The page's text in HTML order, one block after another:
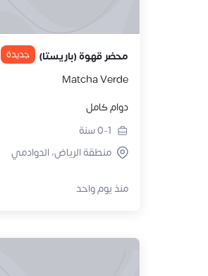
محضر قهوة (باريستا) جديدة
Matcha Verde
دوام كامل
0-1سنة
منطقة الرياض، الدوادمي
منذ يوم واحد